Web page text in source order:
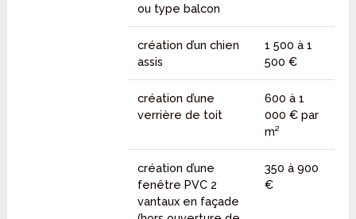
ou type balcon
création d’un chien
assis
1 500 à 1
500 €
création d’une
verrière de toit
600 à 1
000 € par
m²
création d’une
fenêtre PVC 2
vantaux en façade
350 à 900
€